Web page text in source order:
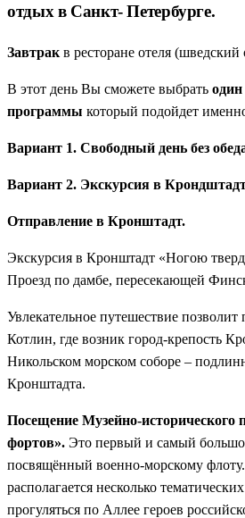
отдых в Санкт- Петербурге.
Завтрак в ресторане отеля (шведский
В этот день Вы сможете выбрать один
программы который подойдет
Вариант 1. Свободный день без
Вариант 2. Экскурсия в
Отправление в Кронштадт.
Экскурсия в Кронштадт «Ногою
Проезд по дамбе, пересекающей
Увлекательное путешествие позволит
Котлин, где возник город-крепость
Никольском морском соборе –
Кронштадта.
Посещение Музейно-исторического
фортов». Это первый и самый
посвящённый военно-морскому
располагается несколько
прогуляться по Аллее героев